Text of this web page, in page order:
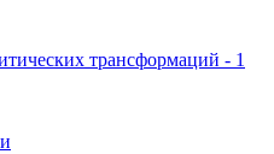
трансформаций - 1